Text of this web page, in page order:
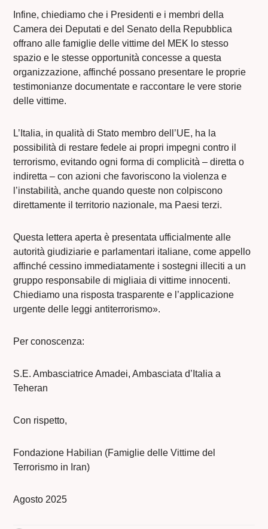
Infine, chiediamo che i Presidenti e i membri della
Camera dei Deputati e del Senato della Repubblica
offrano alle famiglie delle vittime del MEK lo stesso
spazio e le stesse opportunità concesse a questa
organizzazione, affinché possano presentare le proprie
testimonianze documentate e raccontare le vere storie
delle vittime.
L’Italia, in qualità di Stato membro dell’UE, ha la
possibilità di restare fedele ai propri impegni contro il
terrorismo, evitando ogni forma di complicità – diretta o
indiretta – con azioni che favoriscono la violenza e
l’instabilità, anche quando queste non colpiscono
direttamente il territorio nazionale, ma Paesi terzi.
Questa lettera aperta è presentata ufficialmente alle
autorità giudiziarie e parlamentari italiane, come appello
affinché cessino immediatamente i sostegni illeciti a un
gruppo responsabile di migliaia di vittime innocenti.
Chiediamo una risposta trasparente e l’applicazione
urgente delle leggi antiterrorismo».
Per conoscenza:
S.E. Ambasciatrice Amadei, Ambasciata d’Italia a
Teheran
Con rispetto,
Fondazione Habilian (Famiglie delle Vittime del
Terrorismo in Iran)
Agosto 2025